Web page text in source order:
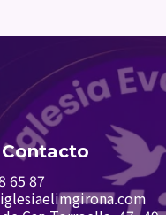
Contacto
65 87